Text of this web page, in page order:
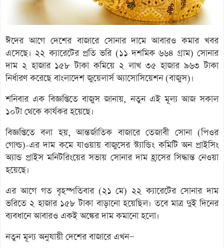
ঈদের আগে দেশের বাজারে সোনার দামে আবারও কমার খবর
এসেছে। ২২ ক্যারেটের প্রতি ভরি (১১ দশমিক ৬৬৪ গ্রাম) সোনার
দাম ২ হাজার ১৫৮ টাকা কমিয়ে ২ লাখ ৩৫ হাজার ৯৬৩ টাকা
নির্ধারণ করেছে বাংলাদেশ জুয়েলার্স অ্যাসোসিয়েশন (বাজুস)।
শনিবার এক বিজ্ঞপ্তিতে বাজুস জানায়, নতুন এই মূল্য আজ সকাল
১০টা থেকে কার্যকর হয়েছে।
বিজ্ঞপ্তিতে বলা হয়, আন্তর্জাতিক বাজারে তেজাবী সোনা (পিওর
গোল্ড)-এর দাম কমে যাওয়ায় বাজুসের স্ট্যান্ডিং কমিটি অন প্রাইসিং
অ্যান্ড প্রাইস মনিটরিংয়ের সভায় সোনার দাম হ্রাসের সিদ্ধান্ত নেওয়া
হয়েছে।
এর আগে গত বৃহস্পতিবার (২১ মে) ২২ ক্যারেটের সোনার দাম
ভরিতে ২ হাজার ১৫৮ টাকা বাড়ানো হয়েছিল। তবে মাত্র দুই দিনের
ব্যবধানে আবারও একই অঙ্কের দাম কমানো হলো।
নতুন মূল্য অনুযায়ী দেশের বাজারে এখন—